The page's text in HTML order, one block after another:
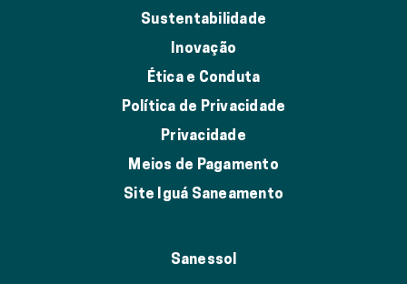
Sustentabilidade
Inovação
Ética e Conduta
Política de Privacidade
Privacidade
Meios de Pagamento
Site Iguá Saneamento
Sanessol